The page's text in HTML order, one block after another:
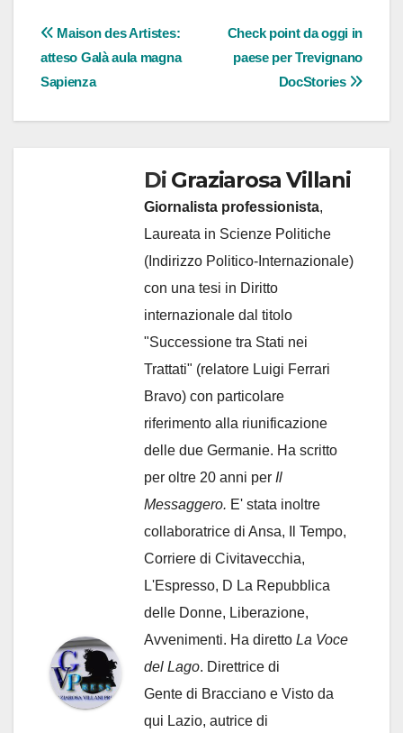
Navigazione
articoli
Check point da oggi in
paese per Trevignano
DocStories
Maison des Artistes:
atteso Galà aula magna
Sapienza
Di Graziarosa Villani
Giornalista professionista,
Laureata in Scienze Politiche
(Indirizzo Politico-Internazionale)
con una tesi in Diritto
internazionale dal titolo
"Successione tra Stati nei
Trattati" (relatore Luigi Ferrari
Bravo) con particolare
riferimento alla riunificazione
delle due Germanie. Ha scritto
per oltre 20 anni per Il
Messaggero. E' stata inoltre
collaboratrice di Ansa, Il Tempo,
Corriere di Civitavecchia,
L'Espresso, D La Repubblica
delle Donne, Liberazione,
Avvenimenti. Ha diretto La Voce
del Lago. Direttrice di
Gente di Bracciano e Visto da
qui Lazio, autrice di